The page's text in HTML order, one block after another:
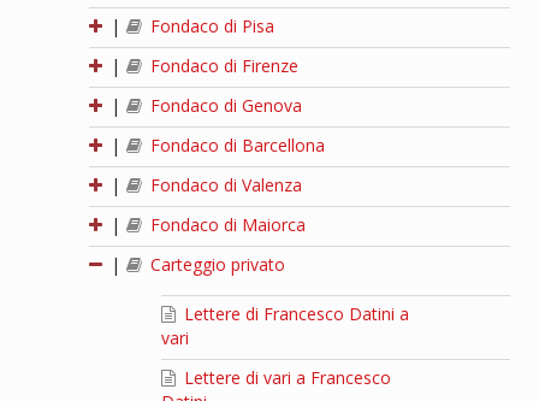
|
Fondaco di Pisa
|
Fondaco di Firenze
|
Fondaco di Genova
|
Fondaco di Barcellona
|
Fondaco di Valenza
|
Fondaco di Maiorca
|
Carteggio privato
Lettere di Francesco Datini a
vari
Lettere di vari a Francesco